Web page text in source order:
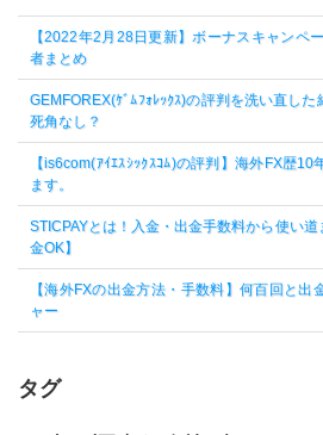
【2022年2月28日更新】ボーナスキャンペ
者まとめ
GEMFOREX(ｹﾞﾑﾌｫﾚｯｸｽ)の評判を洗い直し
死角なし？
【is6com(ｱｲｴｽｼｯｸｽｺﾑ)の評判】海外FX歴
ます。
STICPAYとは！入金・出金手数料から使い
金OK】
【海外FXの出金方法・手数料】何百回と出
ャー
タグ